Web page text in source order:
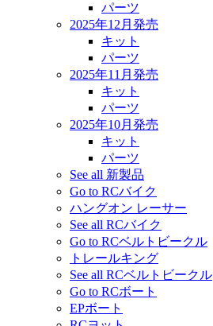
パーツ
2025年12月発売
キット
パーツ
2025年11月発売
キット
パーツ
2025年10月発売
キット
パーツ
See all 新製品
Go to RCバイク
ハングオン レーサー
See all RCバイク
Go to RCベルトビークル
トレールキング
See all RCベルトビークル
Go to RCボート
EPボート